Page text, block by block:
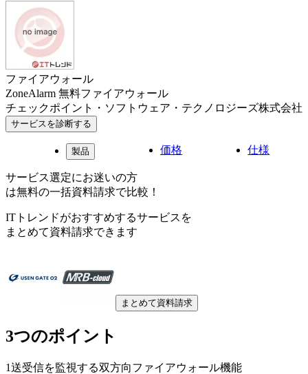
ファイアウォール
ZoneAlarm 無料ファイアウォール
チェックポイント・ソフトウェア・テクノロジーズ株式会社
サービスを診断する
製品 価格 仕様
サービス選定にお迷いの方
は無料の一括資料請求で比較！
ITトレンドがおすすめするサービスを
まとめて資料請求できます
まとめて資料請求
3つのポイント
1送受信を監視する双方向ファイアウォール機能